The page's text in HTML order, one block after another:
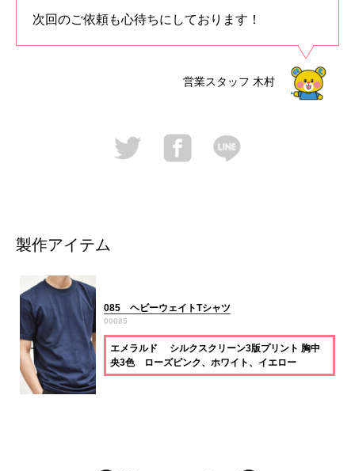
次回のご依頼も心待ちにしております！
営業スタッフ 木村
製作アイテム
085 ヘビーウェイトTシャツ
00085
エメラルド シルクスクリーン3版プリント 胸中
央3色 ローズピンク、ホワイト、イエロー